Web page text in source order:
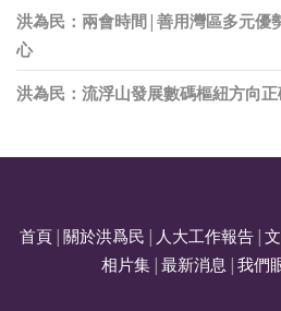
洪為民：兩會時間 | 善用灣區多元優
心
洪為民：流浮山發展數碼樞紐方向
首頁 關於洪爲民 人大工作報告
相片集| 最新消息 我們